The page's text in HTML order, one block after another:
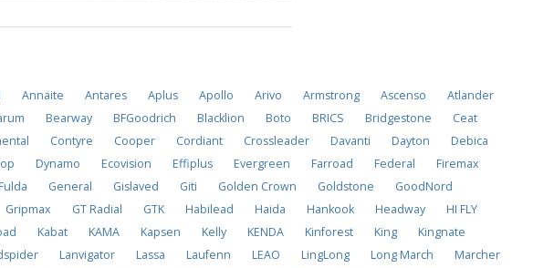
Annaite Antares Aplus Apollo Arivo Armstrong Ascenso
Atlander
Bearway BFGoodrich Blacklion Boto BRICS Bridgestone
Ceat
Contyre Cooper Cordiant Crossleader Davanti Dayton
Debica
Dynamo Ecovision Effiplus Evergreen Farroad Federal
Firemax
Fulda General Gislaved Giti Golden Crown Goldstone
GoodNord
Gripmax GT Radial GTK Habilead Haida Hankook Headway
HI FLY
Kabat KAMA Kapsen Kelly KENDA Kinforest King
Kingnate
Lanvigator Lassa Laufenn LEAO LingLong Long March
Marcher